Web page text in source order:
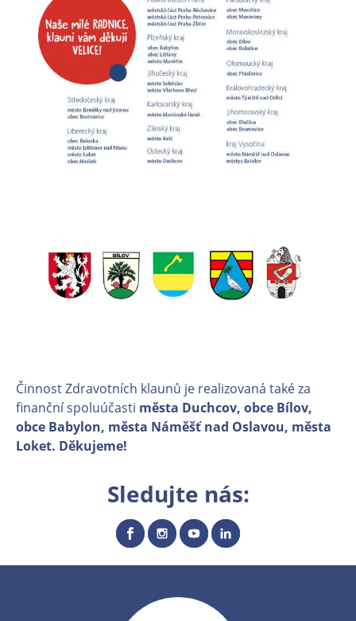
Činnost Zdravotních klaunů je realizovaná také za
finanční spoluúčasti města Duchcov, obce Bílov,
obce Babylon, města Náměšť nad Oslavou, města
Loket. Děkujeme!
Sledujte nás: